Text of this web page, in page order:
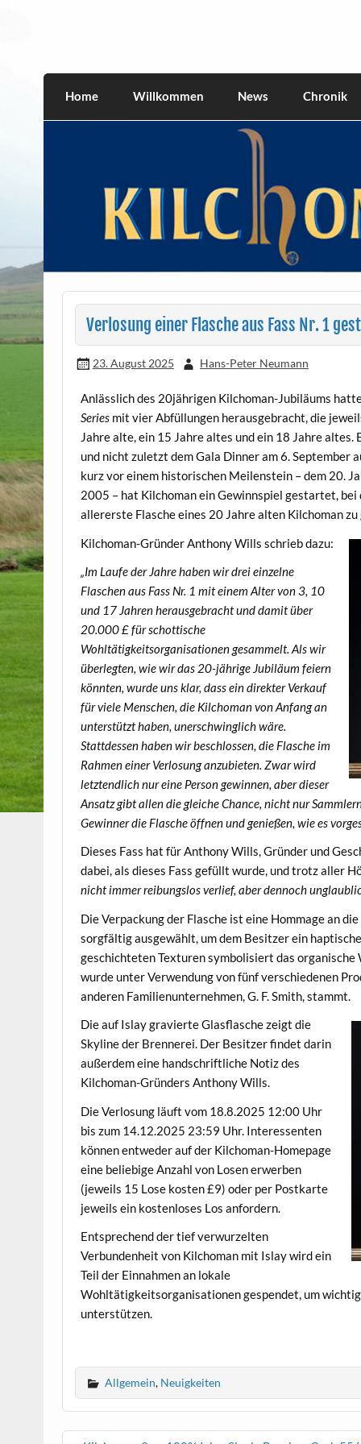
kilchomania.com
Home Willkommen News Chronik
Verlosung einer Flasche aus Fass Nr. 1
23. August 2025 Hans-Peter Neumann
Anlässlich des 20jährigen Kilchoman-Jubiläums
Series mit vier Abfüllungen herausgebracht, die
Jahre alte, ein 15 Jahre altes und ein 18 Jahre altes.
und nicht zuletzt dem Gala Dinner am 6. September
kurz vor einem historischen Meilenstein – dem 20.
2005 – hat Kilchoman ein Gewinnspiel gestartet,
allererste Flasche eines 20 Jahre alten Kilchoman
Kilchoman-Gründer Anthony Wills schrieb dazu:
„Im Laufe der Jahre haben wir drei einzelne
Flaschen aus Fass Nr. 1 mit einem Alter von 3, 10
und 17 Jahren herausgebracht und damit über
20.000 £ für schottische
Wohltätigkeitsorganisationen gesammelt. Als wir
überlegten, wie wir das 20-jährige Jubiläum feiern
könnten, wurde uns klar, dass ein direkter Verkauf
für viele Menschen, die Kilchoman von Anfang an
unterstützt haben, unerschwinglich wäre.
Stattdessen haben wir beschlossen, die Flasche im
Rahmen einer Verlosung anzubieten. Zwar wird
letztendlich nur eine Person gewinnen, aber dieser
Ansatz gibt allen die gleiche Chance, nicht nur
Gewinner die Flasche öffnen und genießen, wie es
Dieses Fass hat für Anthony Wills, Gründer und
dabei, als dieses Fass gefüllt wurde, und trotz aller
nicht immer reibungslos verlief, aber dennoch
Die Verpackung der Flasche ist eine Hommage an
sorgfältig ausgewählt, um dem Besitzer ein
geschichteten Texturen symbolisiert das
wurde unter Verwendung von fünf verschiedenen
anderen Familienunternehmen, G. F. Smith, stammt.
Die auf Islay gravierte Glasflasche zeigt die
Skyline der Brennerei. Der Besitzer findet darin
außerdem eine handschriftliche Notiz des
Kilchoman-Gründers Anthony Wills.
Die Verlosung läuft vom 18.8.2025 12:00 Uhr
bis zum 14.12.2025 23:59 Uhr. Interessenten
können entweder auf der Kilchoman-Homepage
eine beliebige Anzahl von Losen erwerben
(jeweils 15 Lose kosten £9) oder per Postkarte
jeweils ein kostenloses Los anfordern.
Entsprechend der tief verwurzelten
Verbundenheit von Kilchoman mit Islay wird ein
Teil der Einnahmen an lokale
Wohltätigkeitsorganisationen gespendet, um
unterstützen.
Allgemein, Neuigkeiten